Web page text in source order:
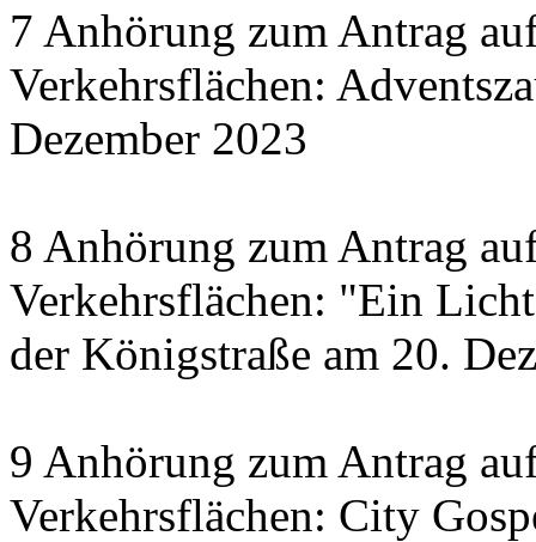
7 Anhörung zum Antrag
Verkehrsflächen:
Dezember 2023
8 Anhörung zum Antrag
Verkehrsflächen: "Ein
der Königstraße am 20.
9 Anhörung zum Antrag
Verkehrsflächen: City